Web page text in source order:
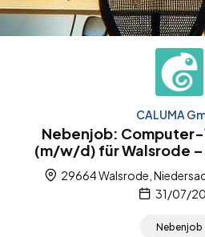
CALUMA
Nebenjob:
(m/w/d) für Walsrode
29664 Walsrode,
31/07/
Nebenjob